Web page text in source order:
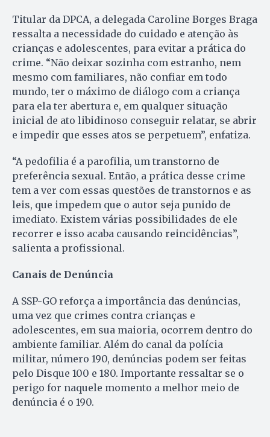
Titular da DPCA, a delegada Caroline Borges Braga
ressalta a necessidade do cuidado e atenção às
crianças e adolescentes, para evitar a prática do
crime. “Não deixar sozinha com estranho, nem
mesmo com familiares, não confiar em todo
mundo, ter o máximo de diálogo com a criança
para ela ter abertura e, em qualquer situação
inicial de ato libidinoso conseguir relatar, se abrir
e impedir que esses atos se perpetuem”, enfatiza.
“A pedofilia é a parofilia, um transtorno de
preferência sexual. Então, a prática desse crime
tem a ver com essas questões de transtornos e as
leis, que impedem que o autor seja punido de
imediato. Existem várias possibilidades de ele
recorrer e isso acaba causando reincidências”,
salienta a profissional.
Canais de Denúncia
A SSP-GO reforça a importância das denúncias,
uma vez que crimes contra crianças e
adolescentes, em sua maioria, ocorrem dentro do
ambiente familiar. Além do canal da polícia
militar, número 190, denúncias podem ser feitas
pelo Disque 100 e 180. Importante ressaltar se o
perigo for naquele momento a melhor meio de
denúncia é o 190.